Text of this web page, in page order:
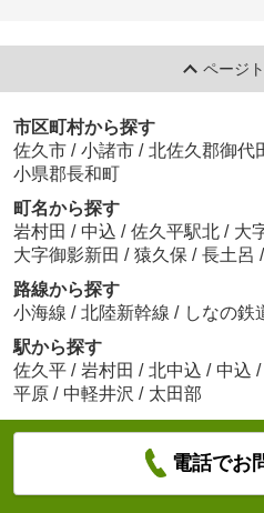
ページ
市区町村から探す
佐久市 / 小諸市 / 北佐久郡御代
小県郡長和町
町名から探す
岩村田 / 中込 / 佐久平駅北 / 大
大字御影新田 / 猿久保 / 長土呂 /
路線から探す
小海線 / 北陸新幹線 / しなの鉄
駅から探す
佐久平 / 岩村田 / 北中込 / 中込 /
平原 / 中軽井沢 / 太田部
電話でお